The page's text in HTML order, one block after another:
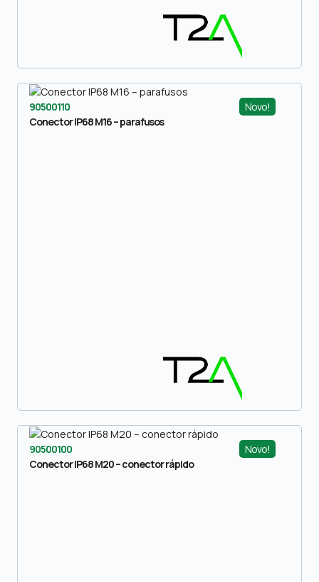
Novo!
90500110
Conector IP68 M16 – parafusos
Novo!
90500100
Conector IP68 M20 – conector rápido